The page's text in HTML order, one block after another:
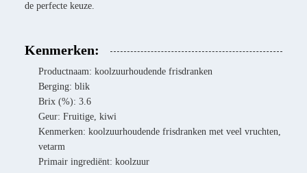
de perfecte keuze.
Kenmerken:
Productnaam: koolzuurhoudende frisdranken
Berging: blik
Brix (%): 3.6
Geur: Fruitige, kiwi
Kenmerken: koolzuurhoudende frisdranken met veel vruchten,
vetarm
Primair ingrediënt: koolzuur